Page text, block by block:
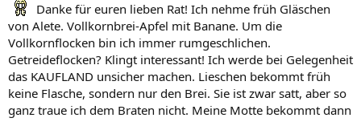
Danke für euren lieben Rat! Ich nehme früh Gläschen
von Alete. Vollkornbrei-Apfel mit Banane. Um die
Vollkornflocken bin ich immer rumgeschlichen.
Getreideflocken? Klingt interessant! Ich werde bei Gelegenheit
das KAUFLAND unsicher machen. Lieschen bekommt früh
keine Flasche, sondern nur den Brei. Sie ist zwar satt, aber so
ganz traue ich dem Braten nicht. Meine Motte bekommt dann